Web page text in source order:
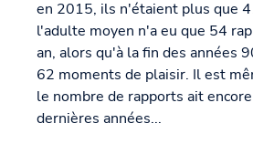
en 2015, ils n'étaient plus que
l'adulte moyen n'a eu que 54
an, alors qu'à la fin des années
62 moments de plaisir. Il est
le nombre de rapports ait
dernières années...